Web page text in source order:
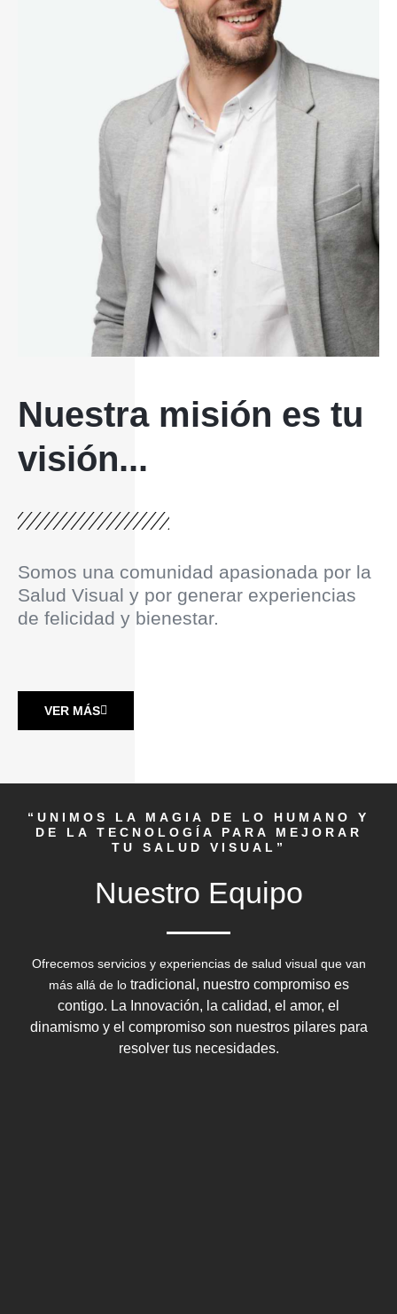
Nuestra misión es tu
visión...
Somos una comunidad apasionada por la
Salud Visual y por generar experiencias
de felicidad y bienestar.
VER MÁS
“UNIMOS LA MAGIA DE LO HUMANO Y
DE LA TECNOLOGÍA PARA MEJORAR
TU SALUD VISUAL”
Nuestro Equipo
Ofrecemos servicios y experiencias de salud visual que van
más allá de lo tradicional, nuestro compromiso es
contigo. La Innovación, la calidad, el amor, el
dinamismo y el compromiso son nuestros pilares para
resolver tus necesidades.